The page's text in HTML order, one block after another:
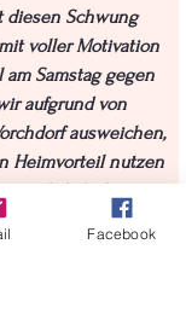
diesen Schwung
voller Motivation
Samstag gegen
aufgrund von
ausweichen,
Heimvorteil nutzen
der
stehen.
Facebook